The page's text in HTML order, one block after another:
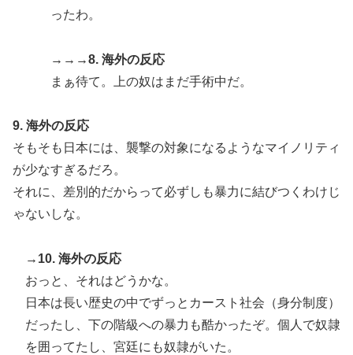
ったわ。
→→→8. 海外の反応
まぁ待て。上の奴はまだ手術中だ。
9. 海外の反応
そもそも日本には、襲撃の対象になるようなマイノリティ
が少なすぎるだろ。
それに、差別的だからって必ずしも暴力に結びつくわけじ
ゃないしな。
→10. 海外の反応
おっと、それはどうかな。
日本は長い歴史の中でずっとカースト社会（身分制度）
だったし、下の階級への暴力も酷かったぞ。個人で奴隷
を囲ってたし、宮廷にも奴隷がいた。